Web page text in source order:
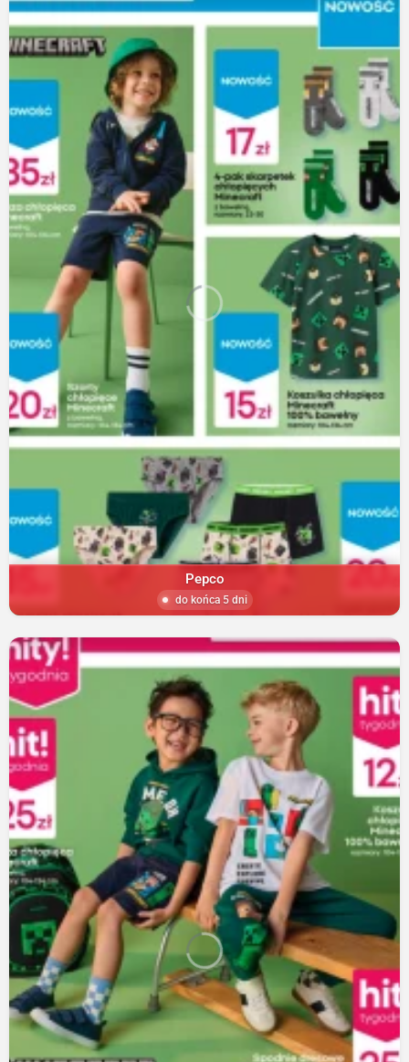
Pepco
do końca 5 dni